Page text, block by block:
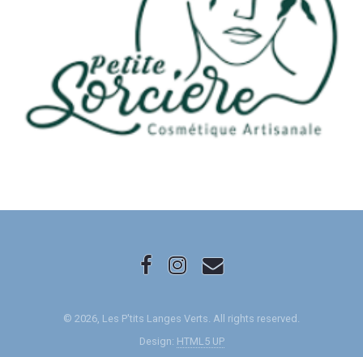
© 2026, Les P'tits Langes Verts. All rights reserved.
Design: HTML5 UP